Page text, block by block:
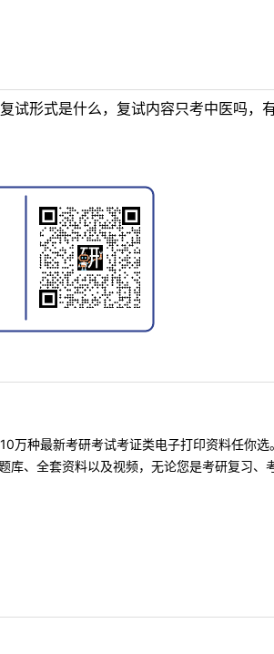
试形式是什么，复试内容只考中医吗，有
万种最新考研考试考证类电子打印资料任你
库、全套资料以及视频，无论您是考研复习